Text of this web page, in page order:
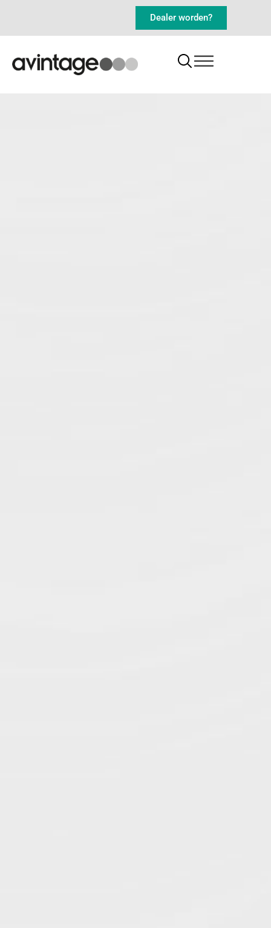
Dealer worden?